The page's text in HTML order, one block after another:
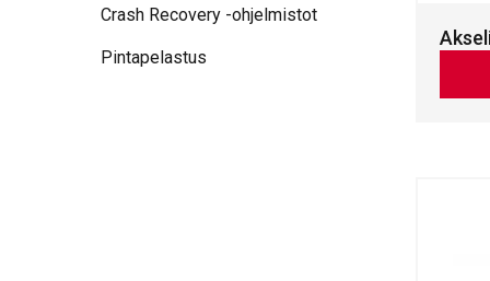
Crash Recovery -ohjelmistot
Pintapelastus